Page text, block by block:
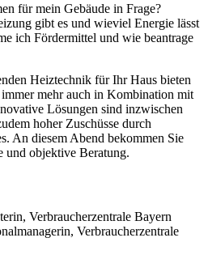
für mein Gebäude in Frage?
gibt es und wieviel Energie lässt
ich Fördermittel und wie beantrage
Heiztechnik für Ihr Haus bieten
mehr auch in Kombination mit
Lösungen sind inzwischen
hoher Zuschüsse durch
An diesem Abend bekommen Sie
und objektive Beratung.
Verbraucherzentrale Bayern
Verbraucherzentrale